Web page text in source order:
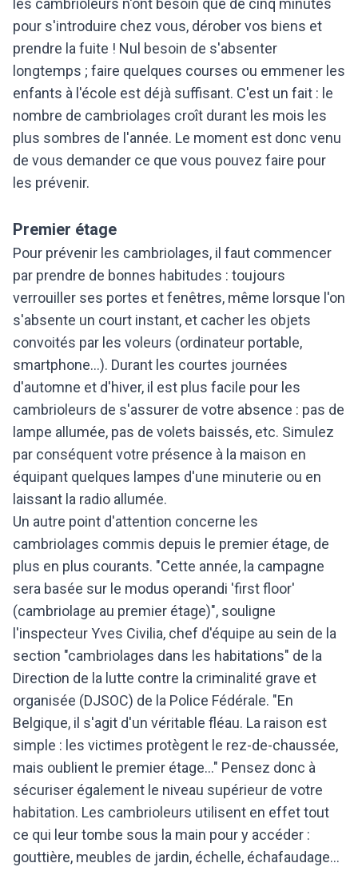
les cambrioleurs n'ont besoin que de cinq minutes
pour s'introduire chez vous, dérober vos biens et
prendre la fuite ! Nul besoin de s'absenter
longtemps ; faire quelques courses ou emmener les
enfants à l'école est déjà suffisant. C'est un fait : le
nombre de cambriolages croît durant les mois les
plus sombres de l'année. Le moment est donc venu
de vous demander ce que vous pouvez faire pour
les prévenir.
Premier étage
Pour prévenir les cambriolages, il faut commencer
par prendre de bonnes habitudes : toujours
verrouiller ses portes et fenêtres, même lorsque l'on
s'absente un court instant, et cacher les objets
convoités par les voleurs (ordinateur portable,
smartphone...). Durant les courtes journées
d'automne et d'hiver, il est plus facile pour les
cambrioleurs de s'assurer de votre absence : pas de
lampe allumée, pas de volets baissés, etc. Simulez
par conséquent votre présence à la maison en
équipant quelques lampes d'une minuterie ou en
laissant la radio allumée.
Un autre point d'attention concerne les
cambriolages commis depuis le premier étage, de
plus en plus courants. "Cette année, la campagne
sera basée sur le modus operandi 'first floor'
(cambriolage au premier étage)", souligne
l'inspecteur Yves Civilia, chef d'équipe au sein de la
section "cambriolages dans les habitations" de la
Direction de la lutte contre la criminalité grave et
organisée (DJSOC) de la Police Fédérale. "En
Belgique, il s'agit d'un véritable fléau. La raison est
simple : les victimes protègent le rez-de-chaussée,
mais oublient le premier étage..." Pensez donc à
sécuriser également le niveau supérieur de votre
habitation. Les cambrioleurs utilisent en effet tout
ce qui leur tombe sous la main pour y accéder :
gouttière, meubles de jardin, échelle, échafaudage...